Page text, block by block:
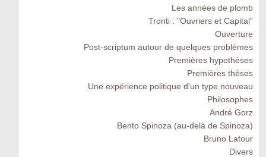
Les années de plomb
Tronti : "Ouvriers et Capital"
Ouverture
Post-scriptum autour de quelques problèmes
Premières hypothèses
Premières thèses
Une expérience politique d'un type nouveau
Philosophes
André Gorz
Bento Spinoza (au-delà de Spinoza)
Bruno Latour
Divers